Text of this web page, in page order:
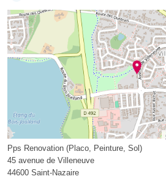
Pps Renovation (Placo, Peinture, Sol)
45 avenue de Villeneuve
44600 Saint-Nazaire